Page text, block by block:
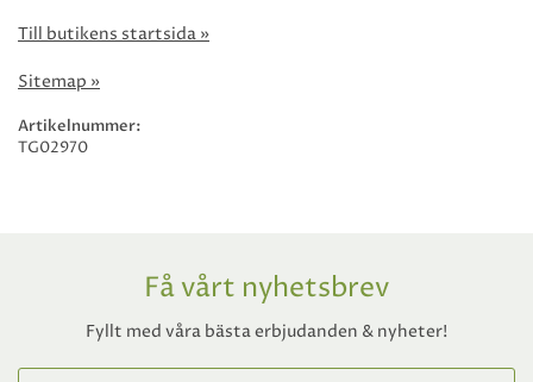
Till butikens startsida »
Sitemap »
Artikelnummer:
TG02970
Få vårt nyhetsbrev
Fyllt med våra bästa erbjudanden & nyheter!